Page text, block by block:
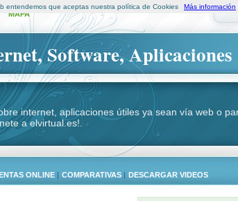
MAPA
Software, Aplicaciones
internet, aplicaciones útiles ya sean vía web o
a elvirtual.es!.
ONLINE | COMPARATIVAS | DESCARGAR VIDEOS
entendemos que aceptas nuestra política de Cookies Más información